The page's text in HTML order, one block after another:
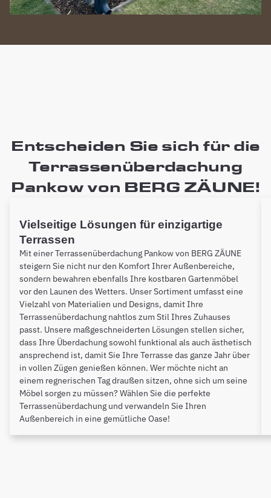
Entscheiden Sie sich für die
Terrassenüberdachung
Pankow von BERG ZÄUNE!
Vielseitige Lösungen für einzigartige
Terrassen
Mit einer Terrassenüberdachung Pankow von BERG ZÄUNE
steigern Sie nicht nur den Komfort Ihrer Außenbereiche,
sondern bewahren ebenfalls Ihre kostbaren Gartenmöbel
vor den Launen des Wetters. Unser Sortiment umfasst eine
Vielzahl von Materialien und Designs, damit Ihre
Terrassenüberdachung nahtlos zum Stil Ihres Zuhauses
passt. Unsere maßgeschneiderten Lösungen stellen sicher,
dass Ihre Überdachung sowohl funktional als auch ästhetisch
ansprechend ist, damit Sie Ihre Terrasse das ganze Jahr über
in vollen Zügen genießen können. Wer möchte nicht an
einem regnerischen Tag draußen sitzen, ohne sich um seine
Möbel sorgen zu müssen? Wählen Sie die perfekte
Terrassenüberdachung und verwandeln Sie Ihren
Außenbereich in eine gemütliche Oase!